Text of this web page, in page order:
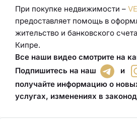
При покупке недвижимости –
предоставляет помощь в
жительство и банковского
Кипре.
Все наши видео смотрите на
Подпишитесь на наш
и
получайте информацию о
услугах, изменениях в